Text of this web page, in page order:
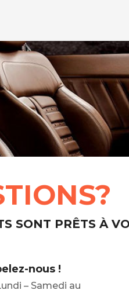
SONT PRÊTS À
nous !
– Samedi au